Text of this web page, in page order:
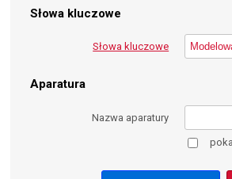
Słowa kluczowe
Słowa kluczowe
Aparatura
Nazwa aparatury